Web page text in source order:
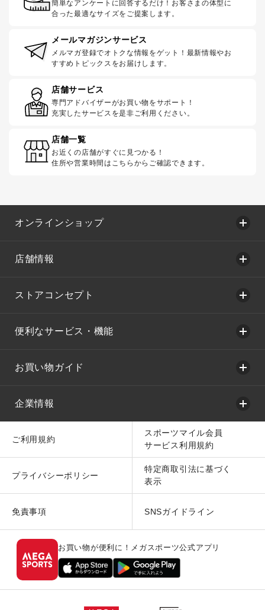
簡単なアンケートに回答するだけ！お客さまの体型に
合った最適なサイズをご提案します。
メールマガジンサービス
メルマガ登録でオトクな情報をゲット！最新情報やお
すすめトピックスをお届けします。
店舗サービス
専門アドバイザーがお買い物をサポート！
充実したサービスを是非ご利用ください。
店舗一覧
お近くの店舗がすぐに見つかる！
住所や営業時間はこちらからご確認できます。
オンラインショップ
店舗情報
ストアコンセプト
便利なサービス・機能
お買い物ガイド
企業情報
ご利用規約
スポーツマイル会員
サービス利用規約
プライバシーポリシー
特定商取引法に基づく
表示
免責事項 SNSガイドライン
お買い物が便利に！メガスポーツ公式アプリ